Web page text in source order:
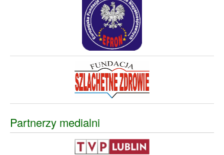
Partnerzy medialni